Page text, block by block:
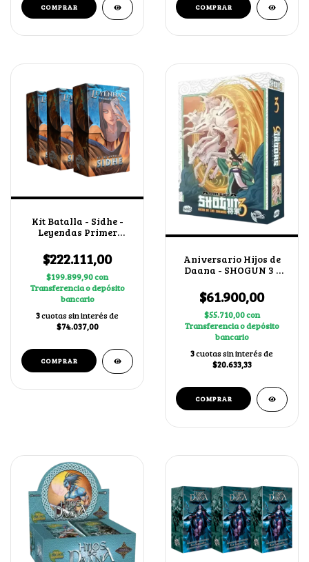
Kit Batalla - Sidhe -
Leyendas Primer
$222.111,00
$199.899,90con
Transferencia o depósito
bancario
3cuotas sin interés de
$74.037,00
Aniversario Hijos de
Daana - SHOGUN 3 -
Japonés
$61.900,00
$55.710,00con
Transferencia o depósito
bancario
3cuotas sin interés de
$20.633,33